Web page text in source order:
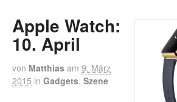
Apple Watch:
10. April
von Matthias am 9. März
2015 in Gadgets, Szene